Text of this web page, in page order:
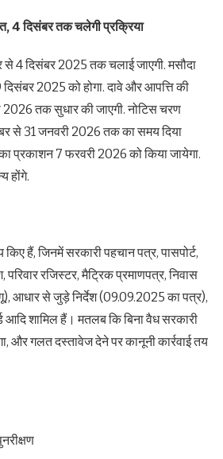
4 दिसंबर तक चलेगी प्रक्रिया
4 दिसंबर 2025 तक चलाई जाएगी. मसौदा
2025 को होगा. दावे और आपत्ति की
तक सुधार की जाएगी. नोटिस चरण
से 31 जनवरी 2026 तक का समय दिया
प्रकाशन 7 फरवरी 2026 को किया जायेगा.
होंगे.
हैं, जिनमें सरकारी पहचान पत्र, पासपोर्ट,
रजिस्टर, मैट्रिक प्रमाणपत्र, निवास
आधार से जुड़े निर्देश (09.09.2025 का पत्र),
आदि शामिल हैं। मतलब कि बिना वैध सरकारी
और गलत दस्तावेज देने पर कानूनी कार्रवाई तय